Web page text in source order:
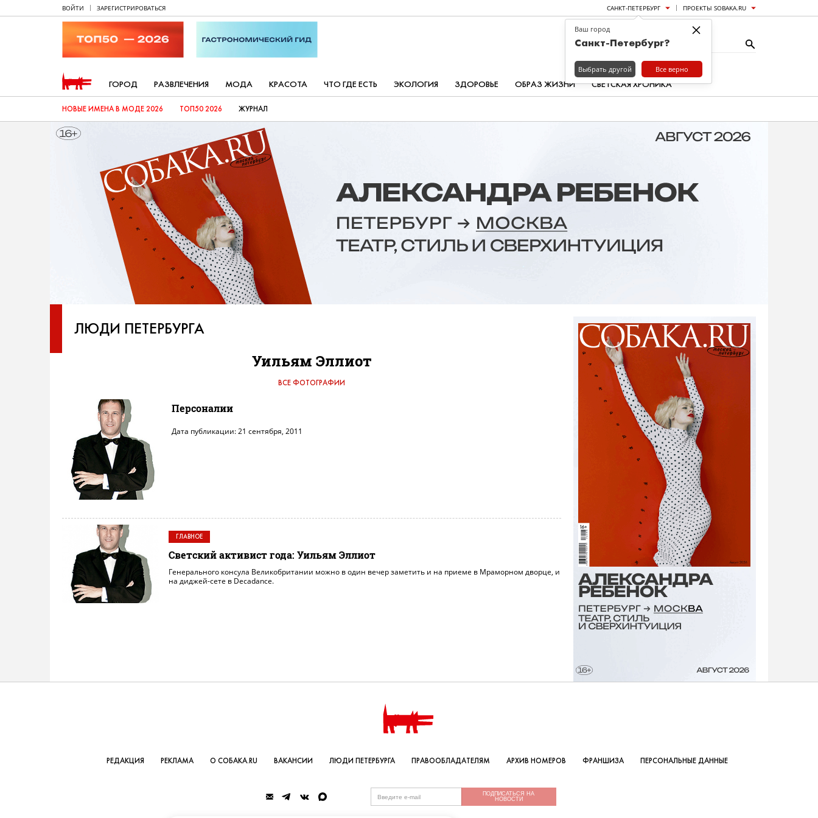
ВОЙТИ ЗАРЕГИСТРИРОВАТЬСЯ САНКТ-ПЕТЕРБУРГ ПРОЕКТЫ SOBAKA.RU
ГОРОД РАЗВЛЕЧЕНИЯ МОДА КРАСОТА ЧТО ГДЕ ЕСТЬ ЭКОЛОГИЯ ЗДОРОВЬЕ ОБРАЗ ЖИЗНИ СВЕТСКАЯ ХРОНИКА
НОВЫЕ ИМЕНА В МОДЕ 2026 ТОП50 2026 ЖУРНАЛ
ЛЮДИ ПЕТЕРБУРГА
Уильям Эллиот
ВСЕ ФОТОГРАФИИ
Персоналии
Дата публикации: 21 сентября, 2011
ГЛАВНОЕ
Светский активист года: Уильям Эллиот
Генерального консула Великобритании можно в один вечер заметить и на приеме в Мраморном дворце, и
на диджей-сете в Decadance.
РЕДАКЦИЯ РЕКЛАМА О СОБАКА.RU ВАКАНСИИ ЛЮДИ ПЕТЕРБУРГА ПРАВООБЛАДАТЕЛЯМ АРХИВ НОМЕРОВ ФРАНШИЗА ПЕРСОНАЛЬНЫЕ ДАННЫЕ
ПОДПИСАТЬСЯ НА
НОВОСТИ
×
Ваш город
Санкт-Петербург?
Выбрать другой Все верно